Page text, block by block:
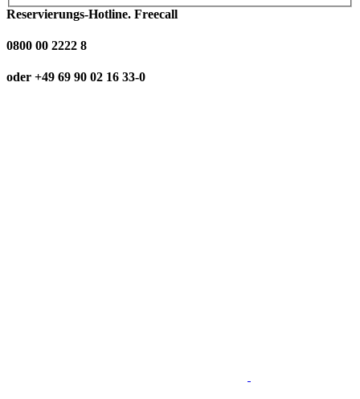
Reservierungs-Hotline. Freecall
0800 00 2222 8
oder +49 69 90 02 16 33-0